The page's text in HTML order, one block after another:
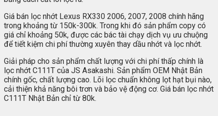
Giá bán lọc nhớt Lexus RX330 2006, 2007, 2008 chính hãng
trong khoảng từ 150k-300k. Trong khi đó sản phẩm copy có
giá chỉ khoảng 50k, được các bác tài chạy dịch vụ ưu chuộng
để tiết kiệm chi phí thường xuyên thay dầu nhớt và lọc nhớt.
Giải pháp cho sản phẩm chất lượng với chi phí thấp chính là
lọc nhớt C111T của JS Asakashi. Sản phẩm OEM Nhật Bản
chính gốc, chất lượng cao. Lõi lọc chuẩn không lọt hạt bụi nào,
cải thiện khả năng bôi trơn và bảo vệ động cơ. Giá bán lọc nhớt
C111T Nhật Bản chỉ từ 80k.